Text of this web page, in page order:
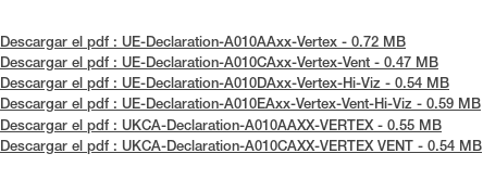
Descargar el pdf : UE-Declaration-A010AAxx-Vertex - 0.72 MB
Descargar el pdf : UE-Declaration-A010CAxx-Vertex-Vent - 0.47 MB
Descargar el pdf : UE-Declaration-A010DAxx-Vertex-Hi-Viz - 0.54 MB
Descargar el pdf : UE-Declaration-A010EAxx-Vertex-Vent-Hi-Viz - 0.59 MB
Descargar el pdf : UKCA-Declaration-A010AAXX-VERTEX - 0.55 MB
Descargar el pdf : UKCA-Declaration-A010CAXX-VERTEX VENT - 0.54 MB